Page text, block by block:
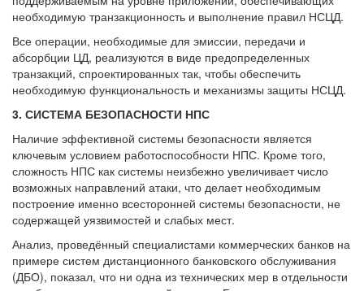
необходимую транзакционность и выполнение правил НСЦД.
Все операции, необходимые для эмиссии, передачи и
абсорбции ЦД, реализуются в виде предопределенных
транзакций, спроектированных так, чтобы обеспечить
необходимую функциональность и механизмы защиты НСЦД.
3. СИСТЕМА БЕЗОПАСНОСТИ НПС
Наличие эффективной системы безопасности является
ключевым условием работоспособности НПС. Кроме того,
сложность НПС как системы неизбежно увеличивает число
возможных направлений атаки, что делает необходимым
построение именно всесторонней системы безопасности, не
содержащей уязвимостей и слабых мест.
Анализ, проведённый специалистами коммерческих банков на
примере систем дистанционного банковского обслуживания
(ДБО), показал, что ни одна из технических мер в отдельности